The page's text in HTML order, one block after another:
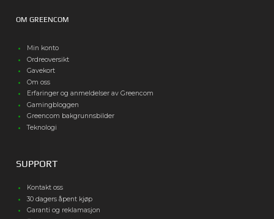
OM GREENCOM
Min konto
Ordreoversikt
Gavekort
Om oss
Erfaringer og anmeldelser av Greencom
Gamingbloggen
Greencom bakgrunnsbilder
Teknologi
SUPPORT
Kontakt oss
30 dagers åpent kjøp
Garanti og reklamasjon